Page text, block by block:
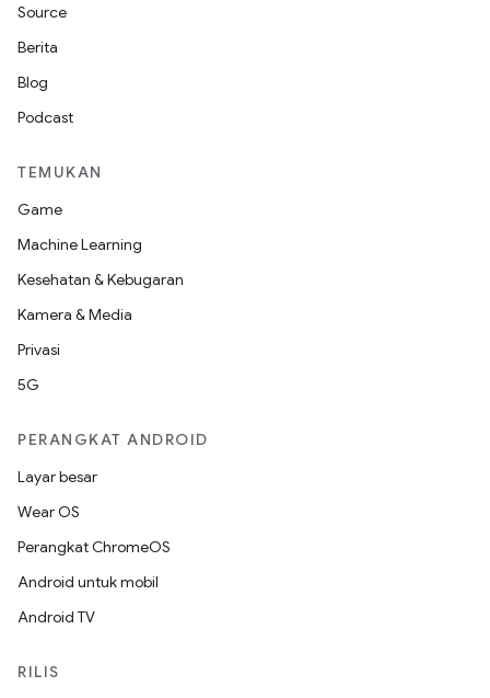
Source
Berita
Blog
Podcast
TEMUKAN
Game
Machine Learning
Kesehatan & Kebugaran
Kamera & Media
Privasi
5G
PERANGKAT ANDROID
Layar besar
Wear OS
Perangkat ChromeOS
Android untuk mobil
Android TV
RILIS